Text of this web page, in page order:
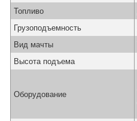
Топливо
Грузоподъемность
Вид мачты
Высота подъема
Оборудование